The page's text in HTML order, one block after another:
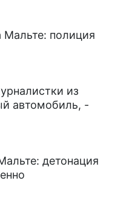
Мальте: полиция
из
автомобиль, -
детонация